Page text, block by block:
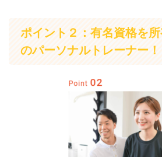
ポイント２：有名資格を
のパーソナルトレーナー！